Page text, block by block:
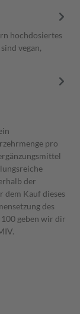
hochdosiertes
vegan,
pro
der
dem Kauf dieses
des
geben wir dir